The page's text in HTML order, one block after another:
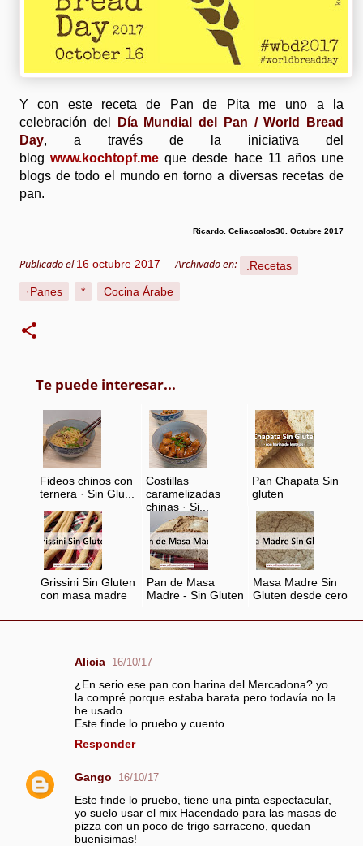
Y con este receta de Pan de Pita me uno a la
celebración del
Día Mundial del Pan / World Bread
Day, a través de la iniciativa del
blogwww.kochtopf.me que desde hace 11 años une
blogs de todo el mundo en torno a diversas recetas de
pan.
Ricardo. Celiacoalos30. Octubre 2017
Publicado el 16 octubre 2017 Archivado en:
.Recetas
·Panes
* Cocina Árabe
Te puede interesar...
Fideos chinos con
ternera · Sin Glu...
Costillas
caramelizadas
chinas · Si...
Pan Chapata Sin
gluten
Grissini Sin Gluten
con masa madre
Pan de Masa
Madre - Sin Gluten
Masa Madre Sin
Gluten desde cero
a
Alicia 16/10/17
¿En serio ese pan con harina del Mercadona? yo
la compré porque estaba barata pero todavía no la
he usado.
Este finde lo pruebo y cuento
Responder
Gango 16/10/17
Este finde lo pruebo, tiene una pinta espectacular,
yo suelo usar el mix Hacendado para las masas de
pizza con un poco de trigo sarraceno, quedan
buenísimas!